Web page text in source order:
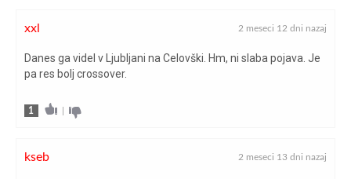
xxl 2 meseci 12 dni nazaj
Danes ga videl v Ljubljani na Celovški. Hm, ni slaba pojava. Je
pa res bolj crossover.
1
kseb 2 meseci 13 dni nazaj